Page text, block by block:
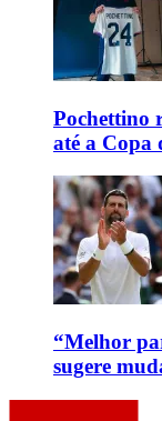
Pochettino
até a Copa
“Melhor
sugere